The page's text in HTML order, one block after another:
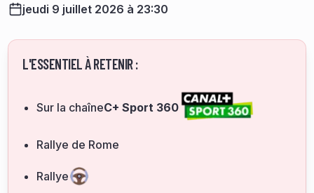
jeudi 9 juillet 2026 à 23:30
L'ESSENTIEL À RETENIR :
Sur la chaîneC+ Sport 360
Rallye de Rome
Rallye